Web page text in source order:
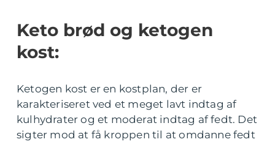
Keto brød og ketogen
kost:
Ketogen kost er en kostplan, der er
karakteriseret ved et meget lavt indtag af
kulhydrater og et moderat indtag af fedt. Det
sigter mod at få kroppen til at omdanne fedt